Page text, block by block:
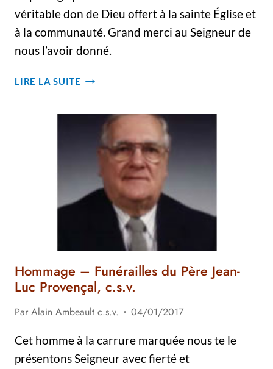
véritable don de Dieu offert à la sainte Église et
à la communauté. Grand merci au Seigneur de
nous l’avoir donné.
LIRE LA SUITE HOMMAGE
PÈRE
LUC-
FOISY,
C.S.V.
Hommage – Funérailles du Père Jean-
Luc Provençal, c.s.v.
Par Alain Ambeault c.s.v.
04/01/2017
Cet homme à la carrure marquée nous te le
présentons Seigneur avec fierté et